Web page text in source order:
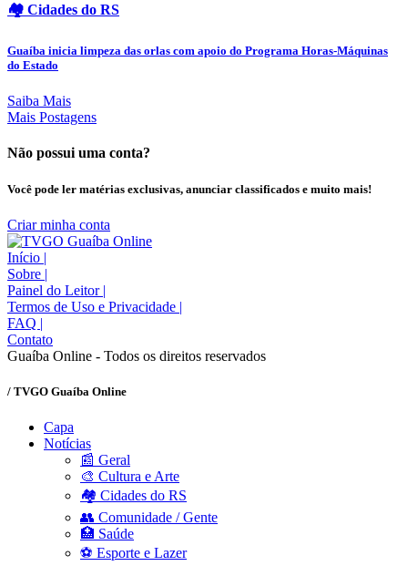
🏘️ Cidades do RS
Guaíba inicia limpeza das orlas com apoio do Programa Horas-Máquinas
do Estado
Saiba Mais
Mais Postagens
Não possui uma conta?
Você pode ler matérias exclusivas, anunciar classificados e muito mais!
Criar minha conta
Início |
Sobre |
Painel do Leitor |
Termos de Uso e Privacidade |
FAQ |
Contato
Guaíba Online - Todos os direitos reservados
/ TVGO Guaíba Online
Capa
Notícias
📰 Geral
🎨 Cultura e Arte
🏘️ Cidades do RS
👥 Comunidade / Gente
🏥 Saúde
⚽ Esporte e Lazer